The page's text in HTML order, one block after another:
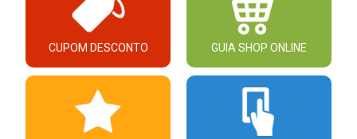
CUPOM DESCONTO GUIA SHOP ONLINE